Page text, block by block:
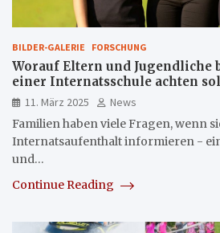
BILDER-GALERIE FORSCHUNG
Worauf Eltern und Jugendliche
einer Internatsschule achten
11. März 2025
News
Familien haben viele Fragen, wenn
Internatsaufenthalt informieren -
und…
Continue Reading